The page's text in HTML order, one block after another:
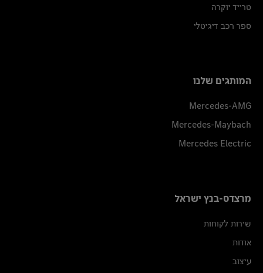
טרייד יוקרה
ספר רכב דיגיטלי
המותגים שלנו
Mercedes-AMG
Mercedes-Maybach
Mercedes Electric
מרצדס-בנץ ישראל
שירות לקוחות
אודות
עיצוב